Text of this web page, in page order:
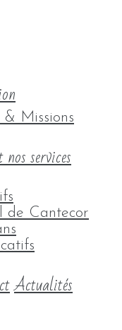
Missions
services
de Cantecor
Actualités